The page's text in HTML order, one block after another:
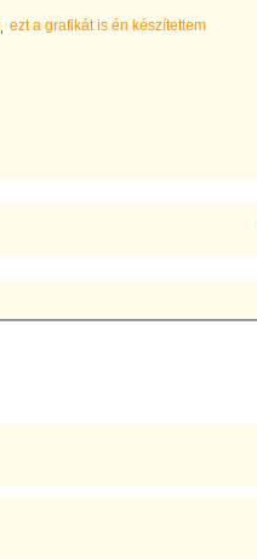
ezt a grafikát is én készítettem